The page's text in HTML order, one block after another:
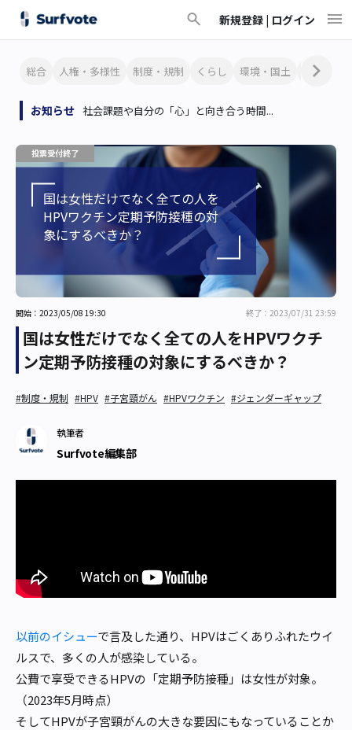
新規登録 | ログイン
総合 人権・多様性 制度・規制 くらし 環境・国土 文化・芸
お知らせ 社会課題や自分の「心」と向き合う時間...
国は女性だけでなく全ての人を
HPVワクチン定期予防接種の対
象にするべきか？
投票受付終了
開始：2023/05/08 19:30 終了：2023/07/31 23:59
国は女性だけでなく全ての人をHPVワクチ
ン定期予防接種の対象にするべきか？
#制度・規制 #HPV #子宮頸がん #HPVワクチン #ジェンダーギャップ
執筆者
Surfvote編集部
以前のイシューで言及した通り、HPVはごくありふれたウイ
ルスで、多くの人が感染している。
公費で享受できるHPVの「定期予防接種」は女性が対象。
（2023年5月時点）
そしてHPVが子宮頸がんの大きな要因にもなっていることか